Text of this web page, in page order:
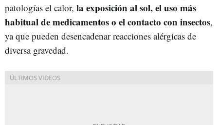
patologías el calor, la exposición al sol, el uso más
habitual de medicamentos o el contacto con insectos,
ya que pueden desencadenar reacciones alérgicas de
diversa gravedad.